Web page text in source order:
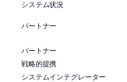
システム状況
パートナー
パートナー
戦略的提携
システムインテグレーター